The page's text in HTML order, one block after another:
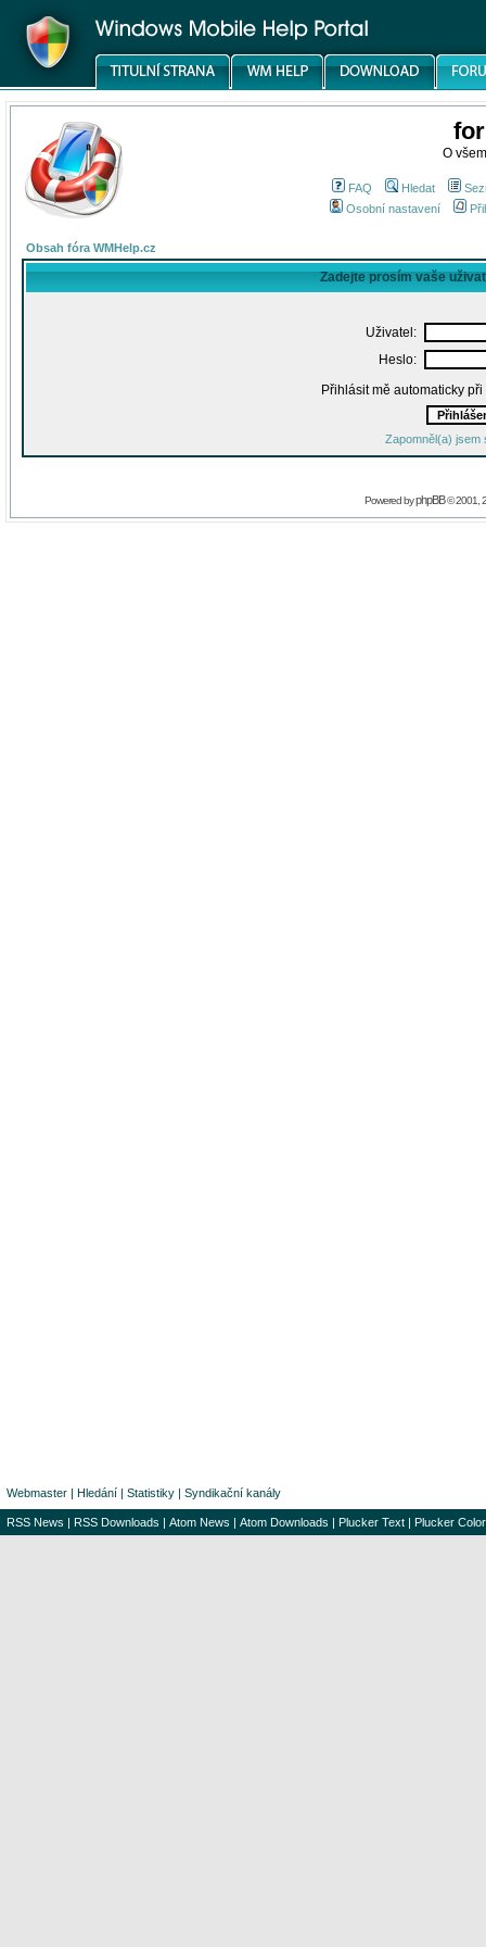
O
FAQ Hledat
Osobní nastavení
Obsah fóra WMHelp.cz
Zadejte prosím vaše
Uživatel:
Heslo:
Přihlásit mě automaticky
Zapomněl(a) jsem
Powered byphpBB© 2001,
Webmaster | Hledání | Statistiky | Syndikační kanály
RSS News | RSS Downloads | Atom News | Atom Downloads | Plucker Text | Plucker Color